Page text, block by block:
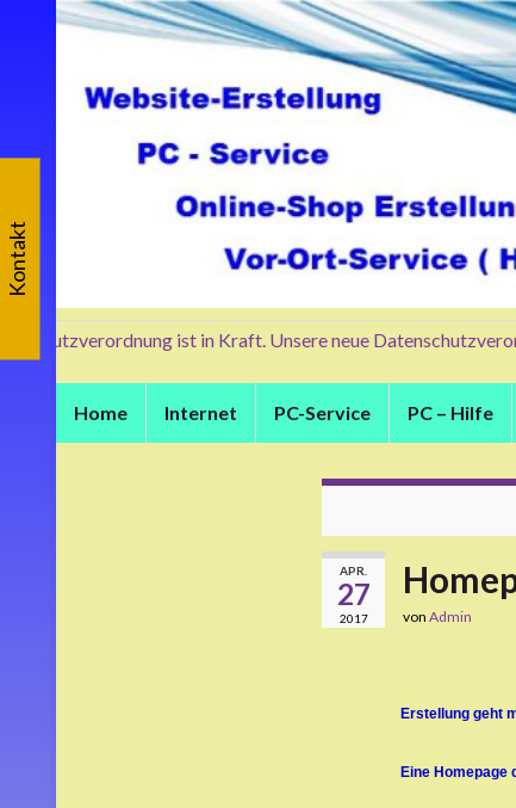
ist in Kraft. Unsere neue
Home Internet PC-Service PC – Hilfe
APR.
27
2017 vonAdmin
Erstellung geht
Eine Homepage
Kontakt